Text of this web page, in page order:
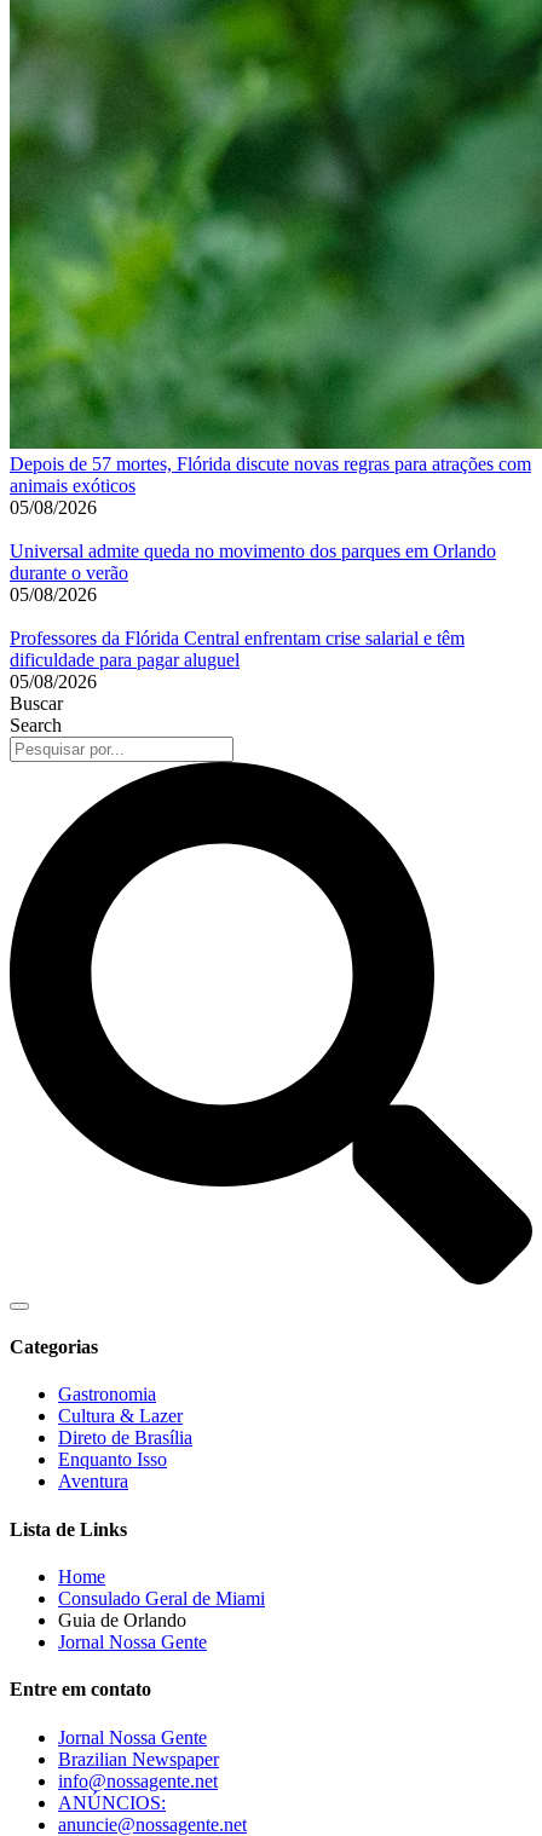
Depois de 57 mortes, Flórida discute novas regras para atrações com
animais exóticos
05/08/2026
Universal admite queda no movimento dos parques em Orlando
durante o verão
05/08/2026
Professores da Flórida Central enfrentam crise salarial e têm
dificuldade para pagar aluguel
05/08/2026
Buscar
Search
Categorias
Gastronomia
Cultura & Lazer
Direto de Brasília
Enquanto Isso
Aventura
Lista de Links
Home
Consulado Geral de Miami
Guia de Orlando
Jornal Nossa Gente
Entre em contato
Jornal Nossa Gente
Brazilian Newspaper
info@nossagente.net
ANÚNCIOS:
anuncie@nossagente.net